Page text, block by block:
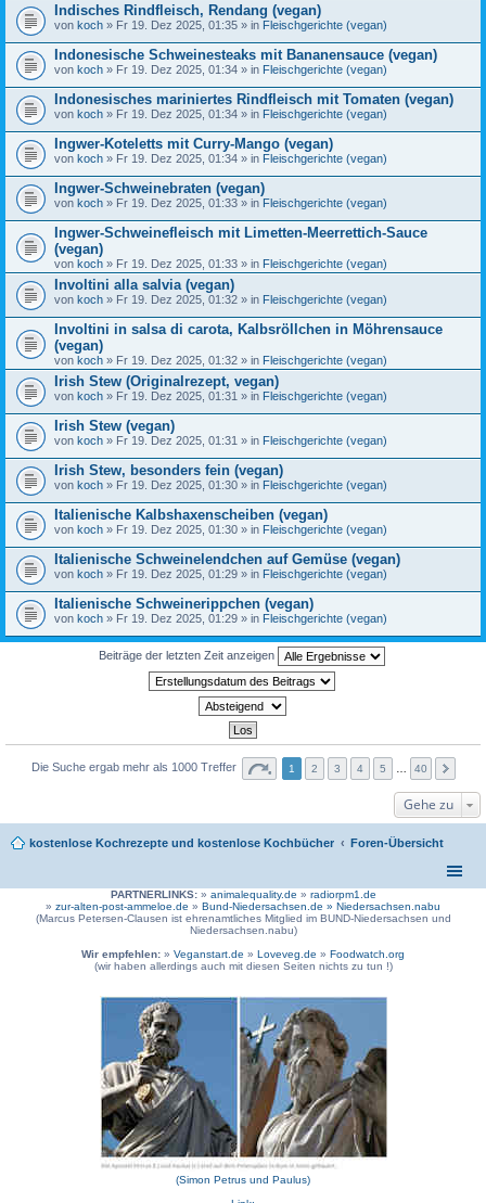
Indisches Rindfleisch, Rendang (vegan)
von koch » Fr 19. Dez 2025, 01:35 » in Fleischgerichte (vegan)
Indonesische Schweinesteaks mit Bananensauce (vegan)
von koch » Fr 19. Dez 2025, 01:34 » in Fleischgerichte (vegan)
Indonesisches mariniertes Rindfleisch mit Tomaten (vegan)
von koch » Fr 19. Dez 2025, 01:34 » in Fleischgerichte (vegan)
Ingwer-Koteletts mit Curry-Mango (vegan)
von koch » Fr 19. Dez 2025, 01:34 » in Fleischgerichte (vegan)
Ingwer-Schweinebraten (vegan)
von koch » Fr 19. Dez 2025, 01:33 » in Fleischgerichte (vegan)
Ingwer-Schweinefleisch mit Limetten-Meerrettich-Sauce
(vegan)
von koch » Fr 19. Dez 2025, 01:33 » in Fleischgerichte (vegan)
Involtini alla salvia (vegan)
von koch » Fr 19. Dez 2025, 01:32 » in Fleischgerichte (vegan)
Involtini in salsa di carota, Kalbsröllchen in Möhrensauce
(vegan)
von koch » Fr 19. Dez 2025, 01:32 » in Fleischgerichte (vegan)
Irish Stew (Originalrezept, vegan)
von koch » Fr 19. Dez 2025, 01:31 » in Fleischgerichte (vegan)
Irish Stew (vegan)
von koch » Fr 19. Dez 2025, 01:31 » in Fleischgerichte (vegan)
Irish Stew, besonders fein (vegan)
von koch » Fr 19. Dez 2025, 01:30 » in Fleischgerichte (vegan)
Italienische Kalbshaxenscheiben (vegan)
von koch » Fr 19. Dez 2025, 01:30 » in Fleischgerichte (vegan)
Italienische Schweinelendchen auf Gemüse (vegan)
von koch » Fr 19. Dez 2025, 01:29 » in Fleischgerichte (vegan)
Italienische Schweinerippchen (vegan)
von koch » Fr 19. Dez 2025, 01:29 » in Fleischgerichte (vegan)
Beiträge der letzten Zeit anzeigen
Die Suche ergab mehr als 1000 Treffer 1 2 3 4 5 … 40
Gehe zu
kostenlose Kochrezepte und kostenlose Kochbücher Foren-Übersicht
PARTNERLINKS:» animalequality.de » radiorpm1.de
» zur-alten-post-ammeloe.de » Bund-Niedersachsen.de » Niedersachsen.nabu
(Marcus Petersen-Clausen ist ehrenamtliches Mitglied im BUND-Niedersachsen und
Niedersachsen.nabu)
Wir empfehlen: » Veganstart.de » Loveveg.de » Foodwatch.org
(wir haben allerdings auch mit diesen Seiten nichts zu tun !)
(Simon Petrus und Paulus)